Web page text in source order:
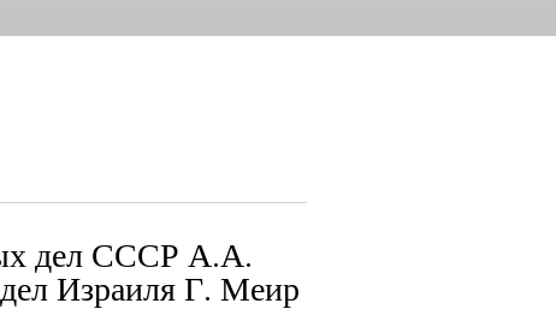
дел СССР А.А.
Израиля Г. Меир